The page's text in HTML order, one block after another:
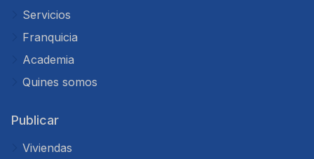
Servicios
Franquicia
Academia
Quines somos
Publicar
Viviendas